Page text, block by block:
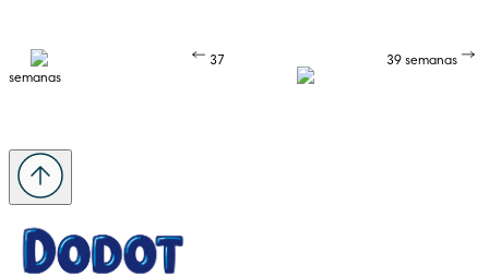
37
semanas
39 semanas